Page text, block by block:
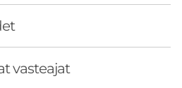
vasteajat